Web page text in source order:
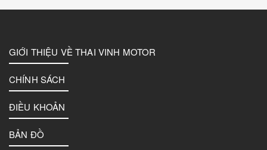
GIỚI THIỆU VỀ THAI VINH MOTOR
CHÍNH SÁCH
ĐIỀU KHOẢN
BẢN ĐỒ